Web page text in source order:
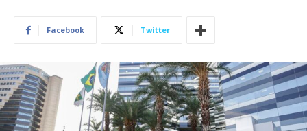
Facebook Twitter